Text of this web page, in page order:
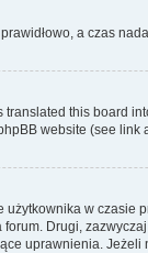
a czas
this board
website (see link
w
Drugi,
uprawnienia.